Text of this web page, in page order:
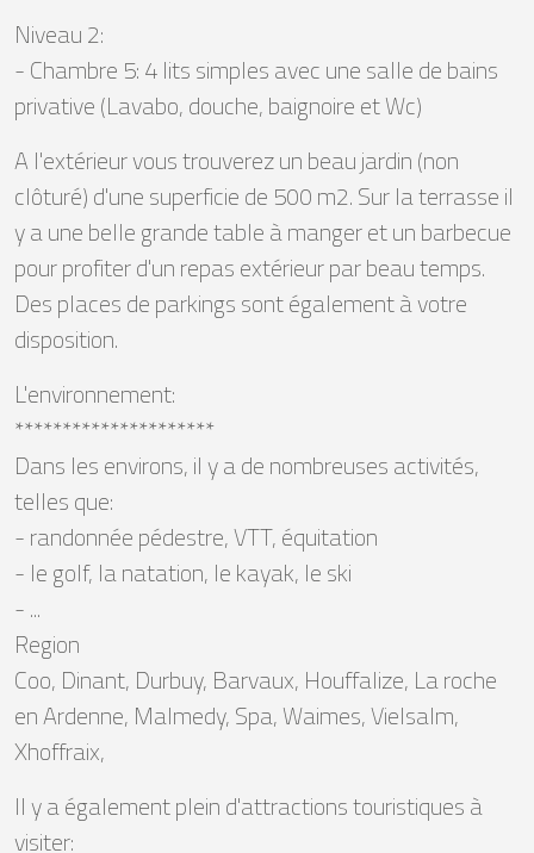
Niveau 2:
- Chambre 5: 4 lits simples avec une salle de bains
privative (Lavabo, douche, baignoire et Wc)
A l'extérieur vous trouverez un beau jardin (non
clôturé) d'une superficie de 500 m2. Sur la terrasse il
y a une belle grande table à manger et un barbecue
pour profiter d'un repas extérieur par beau temps.
Des places de parkings sont également à votre
disposition.
L'environnement:
*********************
Dans les environs, il y a de nombreuses activités,
telles que:
- randonnée pédestre, VTT, équitation
- le golf, la natation, le kayak, le ski
- ...
Region
Coo, Dinant, Durbuy, Barvaux, Houffalize, La roche
en Ardenne, Malmedy, Spa, Waimes, Vielsalm,
Xhoffraix,
Il y a également plein d'attractions touristiques à
visiter: